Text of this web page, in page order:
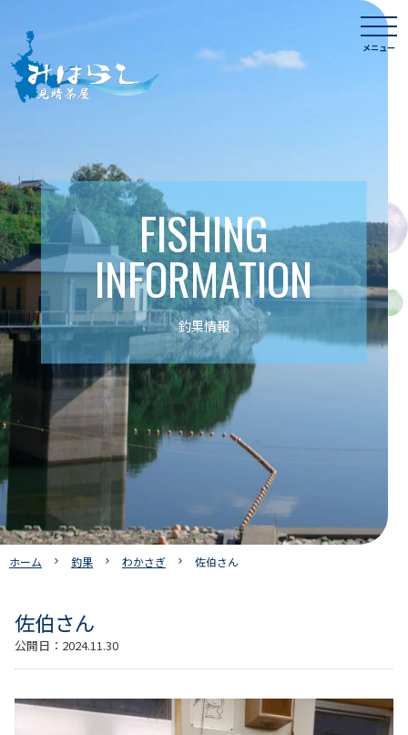
content
メニュー
FISHING
INFORMATION
釣果情報
ホーム 釣果 わかさぎ 佐伯さん
佐伯さん
公開日： 2024.11.30